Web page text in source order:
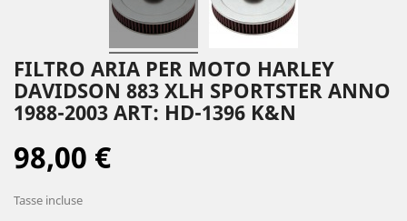
FILTRO ARIA PER MOTO HARLEY
DAVIDSON 883 XLH SPORTSTER ANNO
1988-2003 ART: HD-1396 K&N
98,00 €
Tasse incluse